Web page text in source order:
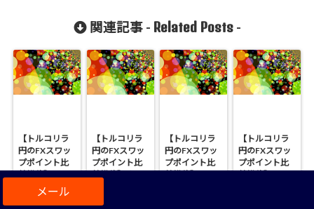
関連記事 - Related Posts-
【トルコリラ
円のFXスワッ
プポイント比
に下落傾
向・・（2018
【トルコリラ
円のFXスワッ
プポイント比
【トルコリラ
円のFXスワッ
プポイント比
【トルコリラ
円のFXスワッ
プポイント比